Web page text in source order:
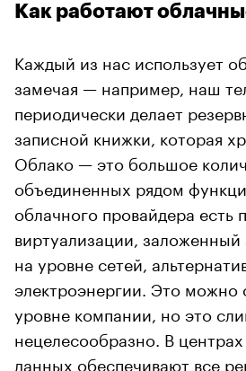
Как работают
Каждый из нас использует
замечая — например, наш
периодически делает
записной книжки, которая
Облако — это большое
объединенных рядом
облачного провайдера есть
виртуализации, заложенный
на уровне сетей,
электроэнергии. Это можно
уровне компании, но это
нецелесообразно. В
данных обеспечивают все